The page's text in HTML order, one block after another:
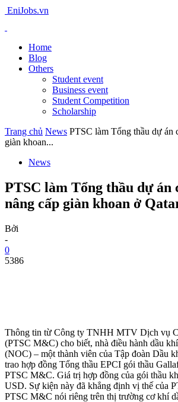
EniJobs.vn
Home
Blog
Others
Student event
Business event
Student Competition
Scholarship
Trang chủ News PTSC làm Tổng thầu dự án
giàn khoan...
News
PTSC làm Tổng thầu dự án
nâng cấp giàn khoan ở
Bởi
-
0
5386
Thông tin từ Công ty TNHH MTV Dịch vụ
(PTSC M&C) cho biết, nhà điều hành dầu
(NOC) – một thành viên của Tập đoàn Dầu
trao hợp đồng Tổng thầu EPCI gói thầu
PTSC M&C. Giá trị hợp đồng của gói thầu
USD. Sự kiện này đã khẳng định vị thế của
PTSC M&C nói riêng trên thị trường cơ khí